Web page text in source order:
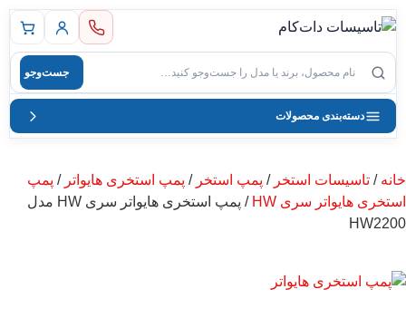
اصلی
جست‌وجو
دسته‌بندی محصولات
خانه / تاسیسات استخر / پمپ استخر / پمپ استخری هایواتر / پمپ
استخری هایواتر سری HW
/ پمپ استخری هایواتر سری HW مدل
HW2200